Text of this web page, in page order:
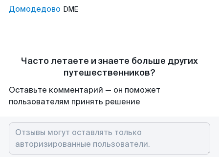
Домодедово DME
Часто летаете и знаете больше других
путешественников?
Оставьте комментарий — он поможет
пользователям принять решение